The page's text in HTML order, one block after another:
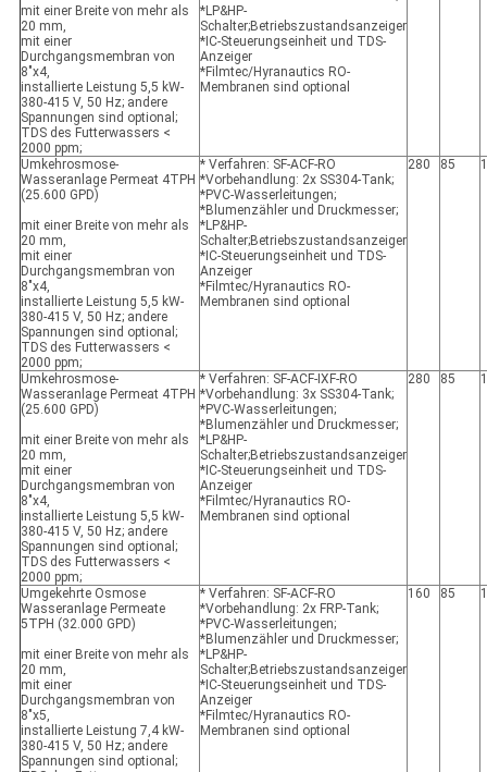
mit einer Breite von mehr als
20 mm,
mit einer
Durchgangsmembran von
8"x4,
installierte Leistung 5,5 kW-
380-415 V, 50 Hz; andere
Spannungen sind optional;
TDS des Futterwassers <
2000 ppm;
*LP&HP-
Schalter;Betriebszustandsanzeiger
*IC-Steuerungseinheit und TDS-
Anzeiger
*Filmtec/Hyranautics RO-
Membranen sind optional
Umkehrosmose-
Wasseranlage Permeat 4TPH
(25.600 GPD)
mit einer Breite von mehr als
20 mm,
mit einer
Durchgangsmembran von
8"x4,
installierte Leistung 5,5 kW-
380-415 V, 50 Hz; andere
Spannungen sind optional;
TDS des Futterwassers <
2000 ppm;
* Verfahren: SF-ACF-RO
*Vorbehandlung: 2x SS304-Tank;
*PVC-Wasserleitungen;
*Blumenzähler und Druckmesser;
*LP&HP-
Schalter;Betriebszustandsanzeiger
*IC-Steuerungseinheit und TDS-
Anzeiger
*Filmtec/Hyranautics RO-
Membranen sind optional
280 85
Umkehrosmose-
Wasseranlage Permeat 4TPH
(25.600 GPD)
mit einer Breite von mehr als
20 mm,
mit einer
Durchgangsmembran von
8"x4,
installierte Leistung 5,5 kW-
380-415 V, 50 Hz; andere
Spannungen sind optional;
TDS des Futterwassers <
2000 ppm;
* Verfahren: SF-ACF-IXF-RO
*Vorbehandlung: 3x SS304-Tank;
*PVC-Wasserleitungen;
*Blumenzähler und Druckmesser;
*LP&HP-
Schalter;Betriebszustandsanzeiger
*IC-Steuerungseinheit und TDS-
Anzeiger
*Filmtec/Hyranautics RO-
Membranen sind optional
280 85
Umgekehrte Osmose
Wasseranlage Permeate
5TPH (32.000 GPD)
mit einer Breite von mehr als
20 mm,
mit einer
Durchgangsmembran von
8"x5,
installierte Leistung 7,4 kW-
380-415 V, 50 Hz; andere
Spannungen sind optional;
* Verfahren: SF-ACF-RO
*Vorbehandlung: 2x FRP-Tank;
*PVC-Wasserleitungen;
*Blumenzähler und Druckmesser;
*LP&HP-
Schalter;Betriebszustandsanzeiger
*IC-Steuerungseinheit und TDS-
Anzeiger
*Filmtec/Hyranautics RO-
Membranen sind optional
160 85